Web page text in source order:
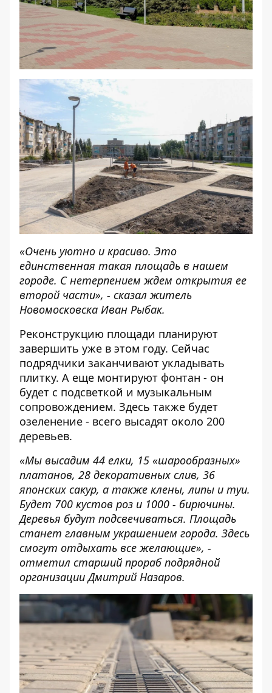
«Очень уютно и красиво. Это
единственная такая площадь в нашем
городе. С нетерпением ждем открытия ее
второй части», - сказал житель
Новомосковска Иван Рыбак.
Реконструкцию площади планируют
завершить уже в этом году. Сейчас
подрядчики заканчивают укладывать
плитку. А еще монтируют фонтан - он
будет с подсветкой и музыкальным
сопровождением. Здесь также будет
озеленение - всего высадят около 200
деревьев.
«Мы высадим 44 елки, 15 «шарообразных»
платанов, 28 декоративных слив, 36
японских сакур, а также клены, липы и туи.
Будет 700 кустов роз и 1000 - бирючины.
Деревья будут подсвечиваться. Площадь
станет главным украшением города. Здесь
смогут отдыхать все желающие», -
отметил старший прораб подрядной
организации Дмитрий Назаров.